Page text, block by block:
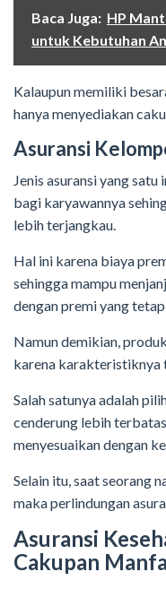
Baca Juga: HP
untuk Kebutuhan
Kalaupun memiliki
hanya menyediakan
Asuransi
Jenis asuransi yang
bagi karyawannya
lebih terjangkau.
Hal ini karena biaya
sehingga mampu
dengan premi yang
Namun demikian,
karena karakteristiknya
Salah satunya adalah
cenderung lebih
menyesuaikan dengan
Selain itu, saat seorang
maka perlindungan
Asuransi
Cakupan